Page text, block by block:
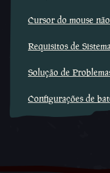
Cursor do mouse
Requisitos de
Solução de
Configurações de